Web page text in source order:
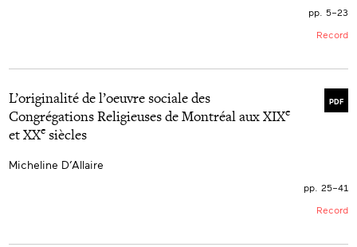
pp. 5–23
Record
PDF
L’originalité de l’oeuvre sociale des
Congrégations Religieuses de Montréal aux XIXe
et XXe siècles
Micheline D’Allaire
pp. 25–41
Record